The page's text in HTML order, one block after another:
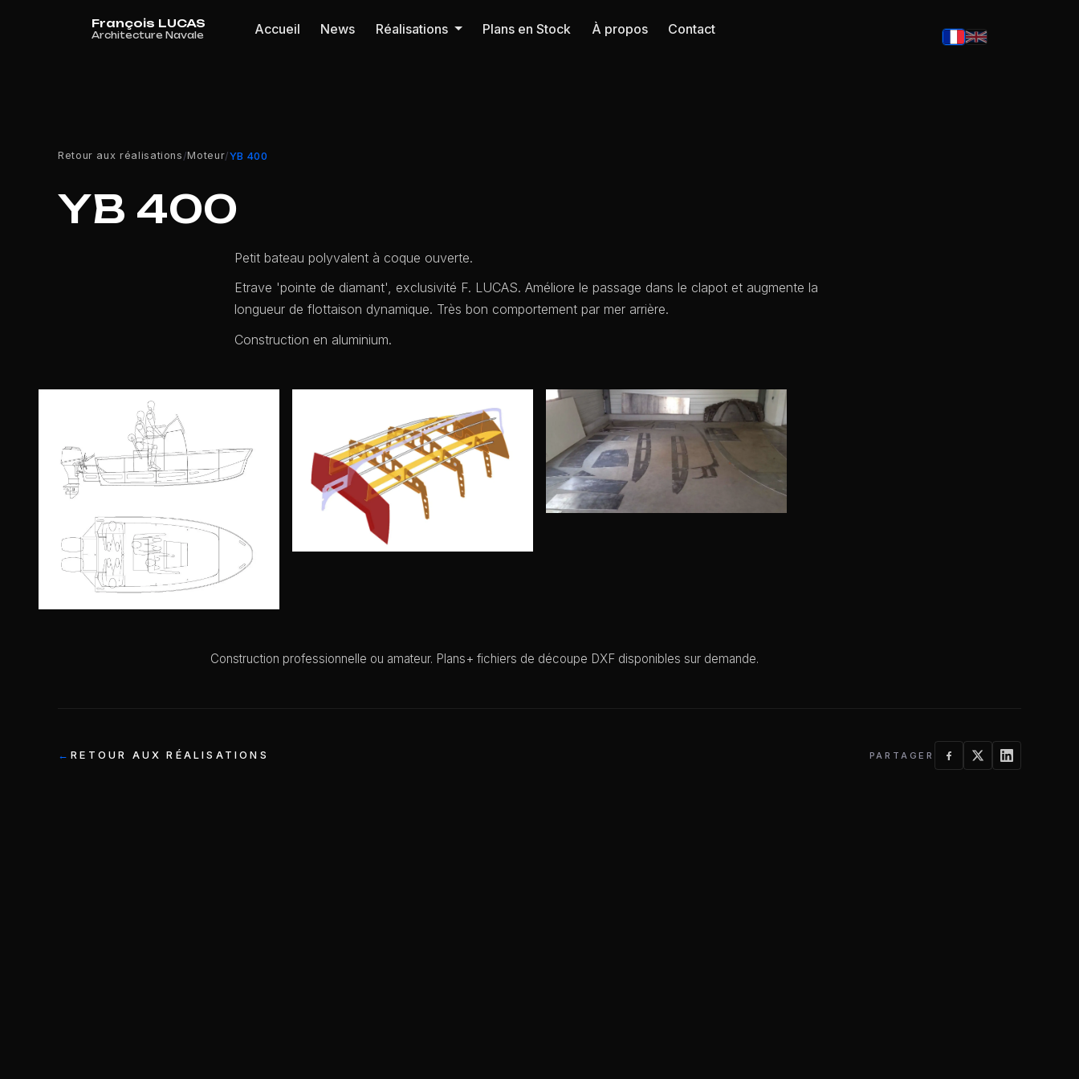
Accueil News Réalisations Plans en Stock À propos Contact
Retour aux réalisations /Moteur/YB 400
YB 400
Petit bateau polyvalent à coque ouverte.
Etrave 'pointe de diamant', exclusivité F. LUCAS. Améliore le passage dans le clapot et augmente la
longueur de flottaison dynamique. Très bon comportement par mer arrière.
Construction en aluminium.
Construction professionnelle ou amateur. Plans+ fichiers de découpe DXF disponibles sur demande.
RETOUR AUX RÉALISATIONS PARTAGER